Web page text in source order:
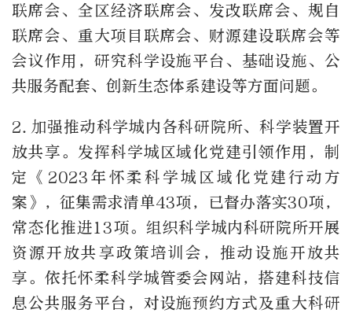
联席会、全区经济联席会、发改联席会、规自
联席会、重大项目联席会、财源建设联席会等
会议作用，研究科学设施平台、基础设施、公
共服务配套、创新生态体系建设等方面问题。
2. 加强推动科学城内各科研院所、科学装置开
放共享。发挥科学城区域化党建引领作用，制
定《 2023 年怀柔科学城区域化党建行动方
案》，征集需求清单43项，已督办落实30项，
常态化推进13项。组织科学城内科研院所开展
资源开放共享政策培训会，推动设施开放共
享。依托怀柔科学城管委会网站，搭建科技信
息公共服务平台，对设施预约方式及重大科研